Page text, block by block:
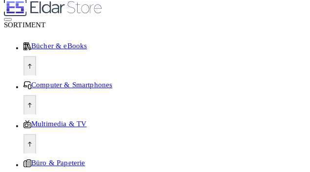
SORTIMENT
Bücher & eBooks
Computer & Smartphones
Multimedia & TV
Büro & Papeterie